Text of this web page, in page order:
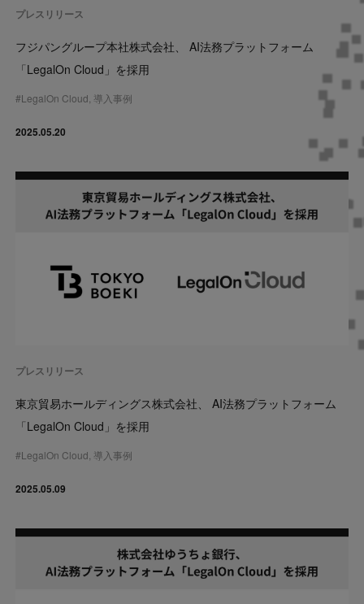
プレスリリース
フジパングループ本社株式会社、 AI法務プラットフォーム
「LegalOn Cloud」を採用
#LegalOn Cloud 導入事例
2025.05.20
プレスリリース
東京貿易ホールディングス株式会社、 AI法務プラットフォーム
「LegalOn Cloud」を採用
#LegalOn Cloud 導入事例
2025.05.09